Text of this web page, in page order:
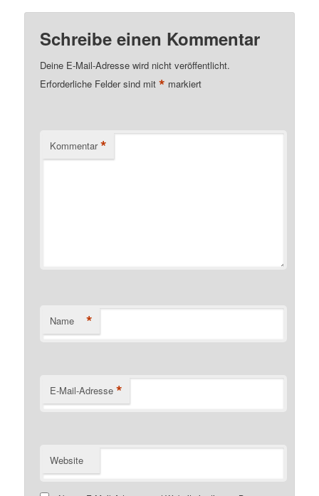
Schreibe einen Kommentar
Deine E-Mail-Adresse wird nicht veröffentlicht.
Erforderliche Felder sind mit* markiert
Kommentar *
Name *
E-Mail-Adresse *
Website